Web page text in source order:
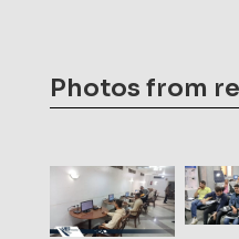
Photos from